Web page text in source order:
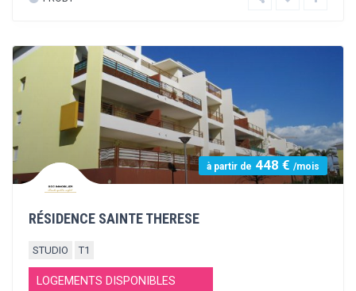
à partir de900 €/mois
DOMAINE DU PARC
T3 T4
DEMANDE EN LIGNE